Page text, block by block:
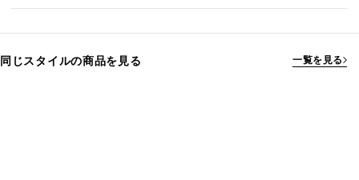
同じスタイルの商品を見る 一覧を見る